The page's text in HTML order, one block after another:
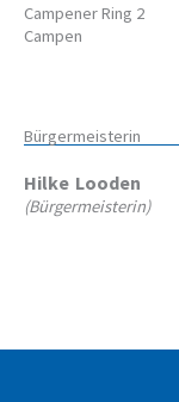
Campener Ring 2
Campen
Bürgermeisterin
Hilke Looden
(Bürgermeisterin)